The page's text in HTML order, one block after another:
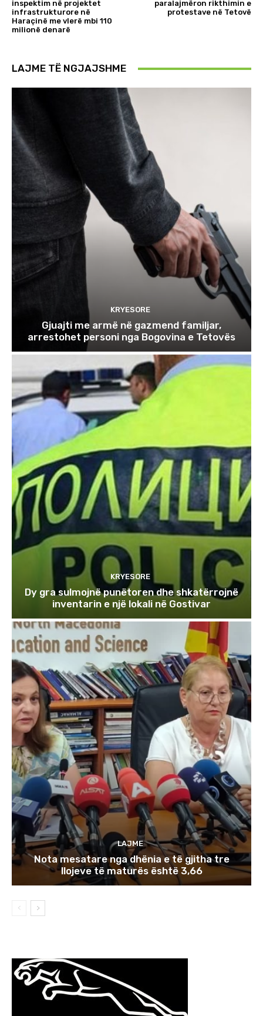
inspektim në projektet
infrastrukturore në
Haraçinë me vlerë mbi 110
milionë denarë
paralajmëron rikthimin e
protestave në Tetovë
LAJME TË NGJAJSHME
KRYESORE
Gjuajti me armë në gazmend familjar,
arrestohet personi nga Bogovina e Tetovës
KRYESORE
Dy gra sulmojnë punëtoren dhe shkatërrojnë
inventarin e një lokali në Gostivar
LAJME
Nota mesatare nga dhënia e të gjitha tre
llojeve të maturës është 3,66